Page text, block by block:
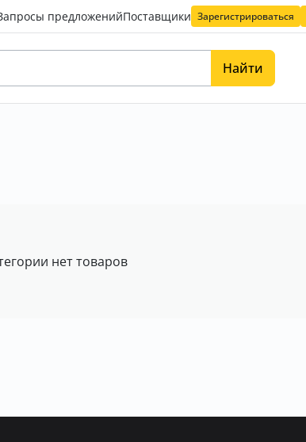
предложенийПоставщики Зарегистрироваться
Найти
нет товаров